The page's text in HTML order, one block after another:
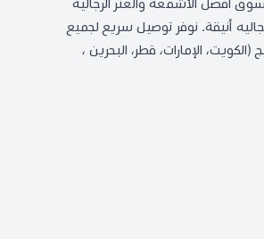
افضل الأشمغة والغتر الرجالية
أنيقة. نوفر توصيل سريع لجميع
الإمارات، قطر، البحرين ،